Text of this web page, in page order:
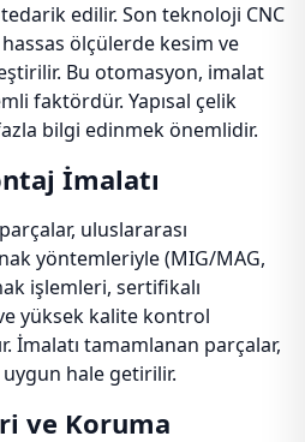
edilir. Son teknoloji CNC
ölçülerde kesim ve
Bu otomasyon, imalat
faktördür. Yapısal çelik
bilgi edinmek önemlidir.
İmalatı
uluslararası
yöntemleriyle (MIG/MAG,
işlemleri, sertifikalı
yüksek kalite kontrol
İmalatı tamamlanan parçalar,
uygun hale getirilir.
ve Koruma